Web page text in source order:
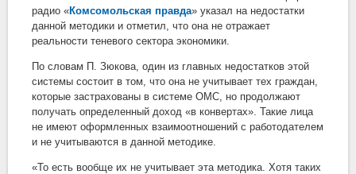
радио «Комсомольская правда» указал на недостатки
данной методики и отметил, что она не отражает
реальности теневого сектора экономики.
По словам П. Зюкова, один из главных недостатков этой
системы состоит в том, что она не учитывает тех граждан,
которые застрахованы в системе ОМС, но продолжают
получать определенный доход «в конвертах». Такие лица
не имеют оформленных взаимоотношений с работодателем
и не учитываются в данной методике.
«То есть вообще их не учитывает эта методика. Хотя таких